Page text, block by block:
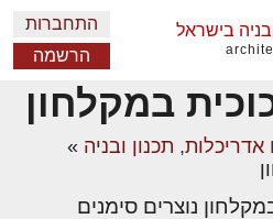
בישראל
התחברות
הרשמה
במקלחון
אדריכלות, תכנון ובניה »
נוצרים סימנים